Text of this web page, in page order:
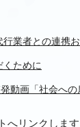
業者との連携
くために
動画「社会へ
へリンクします